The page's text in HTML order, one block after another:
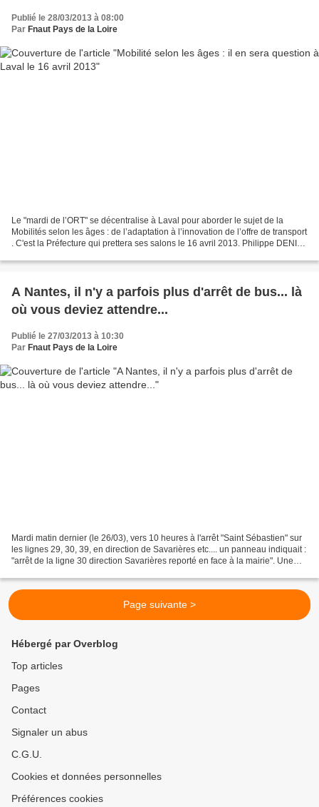
Publié le 28/03/2013 à 08:00
Par Fnaut Pays de la Loire
Le "mardi de l’ORT" se décentralise à Laval pour aborder le sujet de la
Mobilités selon les âges : de l’adaptation à l’innovation de l’offre de transport
. C'est la Préfecture qui prettera ses salons le 16 avril 2013. Philippe DENIS,
A Nantes, il n'y a parfois plus d'arrêt de bus... là
où vous deviez attendre...
Publié le 27/03/2013 à 10:30
Par Fnaut Pays de la Loire
Mardi matin dernier (le 26/03), vers 10 heures à l'arrêt "Saint Sébastien" sur
les lignes 29, 30, 39, en direction de Savarières etc.... un panneau indiquait :
"arrêt de la ligne 30 direction Savarières reporté en face à la mairie". Une
Page suivante >
Hébergé par Overblog
Top articles
Pages
Contact
Signaler un abus
C.G.U.
Cookies et données personnelles
Préférences cookies